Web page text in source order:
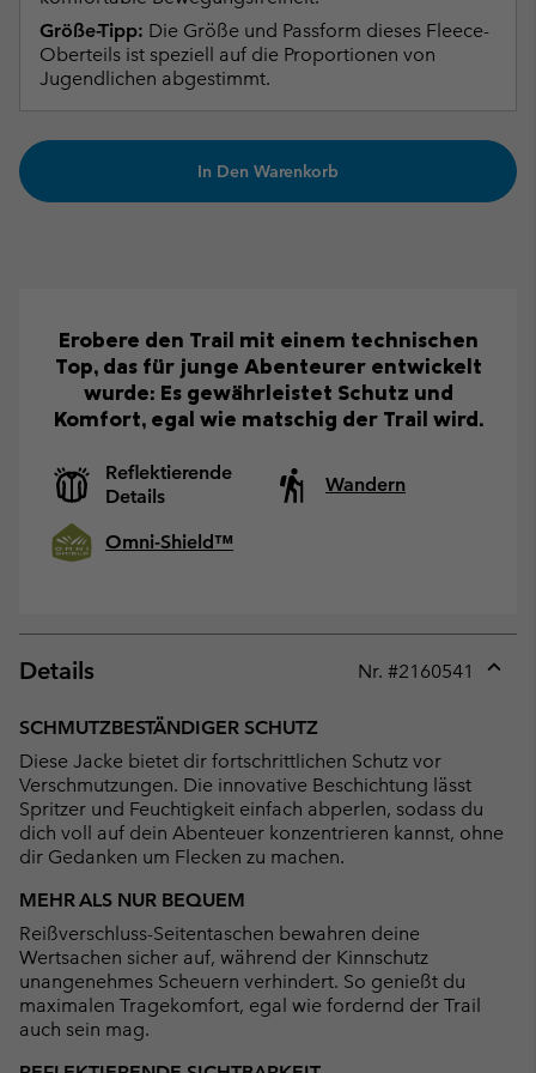
Größe-Tipp: Die Größe und Passform dieses Fleece-
Oberteils ist speziell auf die Proportionen von
Jugendlichen abgestimmt.
In Den Warenkorb
Erobere den Trail mit einem technischen
Top, das für junge Abenteurer entwickelt
wurde: Es gewährleistet Schutz und
Komfort, egal wie matschig der Trail wird.
Reflektierende
Details
Wandern
Omni-Shield™
Details Nr. #2160541
SCHMUTZBESTÄNDIGER SCHUTZ
Diese Jacke bietet dir fortschrittlichen Schutz vor
Verschmutzungen. Die innovative Beschichtung lässt
Spritzer und Feuchtigkeit einfach abperlen, sodass du
dich voll auf dein Abenteuer konzentrieren kannst, ohne
dir Gedanken um Flecken zu machen.
MEHR ALS NUR BEQUEM
Reißverschluss-Seitentaschen bewahren deine
Wertsachen sicher auf, während der Kinnschutz
unangenehmes Scheuern verhindert. So genießt du
maximalen Tragekomfort, egal wie fordernd der Trail
auch sein mag.